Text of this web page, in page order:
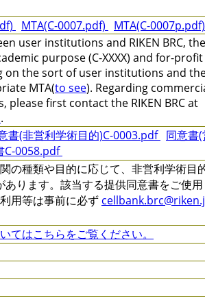
MTA(C-0007.pdf)
MTA(C-0007p.pdf)
user institutions and RIKEN BRC,
purpose (C-XXXX) and for-
on the sort of user institutions and
MTA(to see). Regarding
first contact the RIKEN BRC at
.
書(非営利学術目的)C-0003.pdf 同意書
C-0058.pdf
の種類や目的に応じて、非営利学術目
あります。該当する提供同意書をご使
用等は事前に必ず
てはこちらをご覧ください。